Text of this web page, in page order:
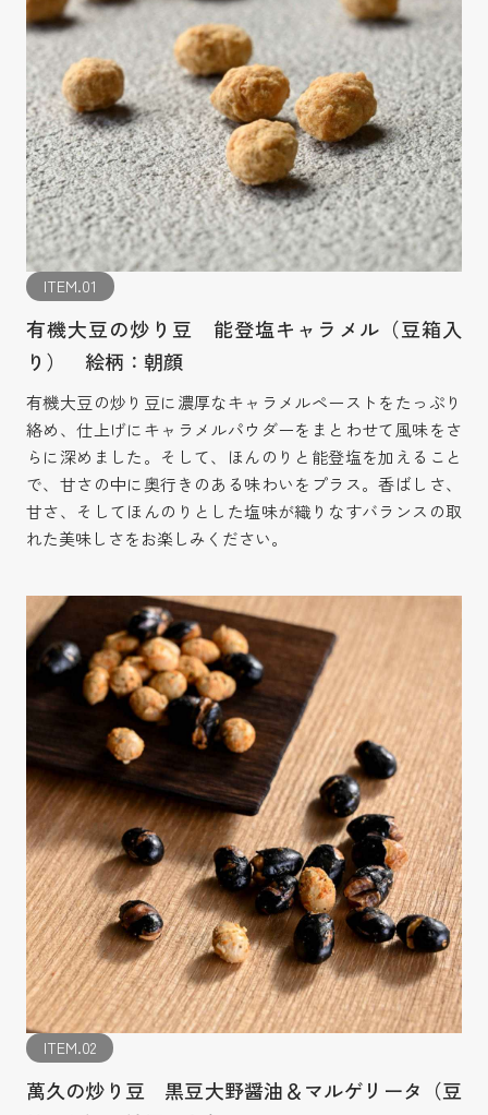
ITEM.01
有機大豆の炒り豆 能登塩キャラメル（豆箱入
り） 絵柄：朝顔
有機大豆の炒り豆に濃厚なキャラメルペーストをたっぷり
絡め、仕上げにキャラメルパウダーをまとわせて風味をさ
らに深めました。そして、ほんのりと能登塩を加えること
で、甘さの中に奥行きのある味わいをプラス。香ばしさ、
甘さ、そしてほんのりとした塩味が織りなすバランスの取
れた美味しさをお楽しみください。
ITEM.02
萬久の炒り豆 黒豆大野醤油＆マルゲリータ（豆